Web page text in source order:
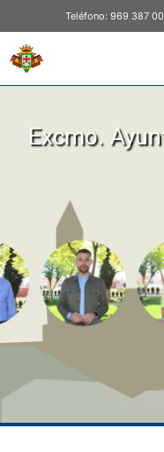
Teléfono: 969 387
Excmo.